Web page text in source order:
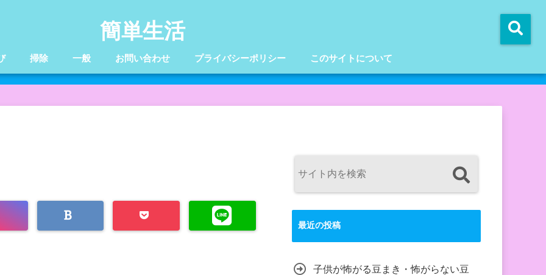
簡単生活
掃除 一般 お問い合わせ プライバシーポリシー このサイトについて
最近の投稿
子供が怖がる豆まき・怖がらない豆